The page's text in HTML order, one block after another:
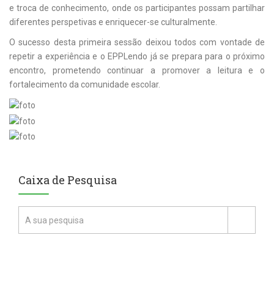
e troca de conhecimento, onde os participantes possam partilhar
diferentes perspetivas e enriquecer-se culturalmente.
O sucesso desta primeira sessão deixou todos com vontade de
repetir a experiência e o EPPLendo já se prepara para o próximo
encontro, prometendo continuar a promover a leitura e o
fortalecimento da comunidade escolar.
Caixa de Pesquisa